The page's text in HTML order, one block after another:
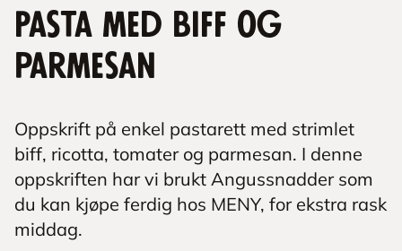
Pasta med biff og
parmesan
Oppskrift på enkel pastarett med strimlet
biff, ricotta, tomater og parmesan. I denne
oppskriften har vi brukt Angussnadder som
du kan kjøpe ferdig hos MENY, for ekstra rask
middag.